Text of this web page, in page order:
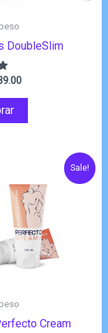
DoubleSlim
O
Sale!
Cream